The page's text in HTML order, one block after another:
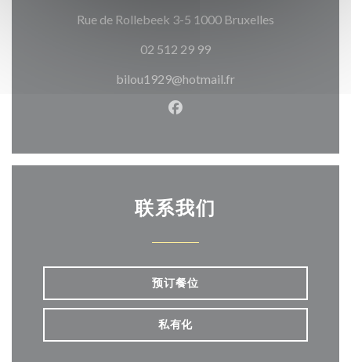
Rue de Rollebeek 3-5 1000 Bruxelles
02 512 29 99
bilou1929@hotmail.fr
Facebook ((在新窗口中打开
联系我们
预订餐位
私有化